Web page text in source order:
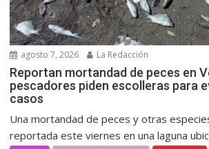
agosto 7, 2026 La Redacción
Reportan mortandad de peces en
pescadores piden escolleras para
casos
Una mortandad de peces y otras
reportada este viernes en una laguna